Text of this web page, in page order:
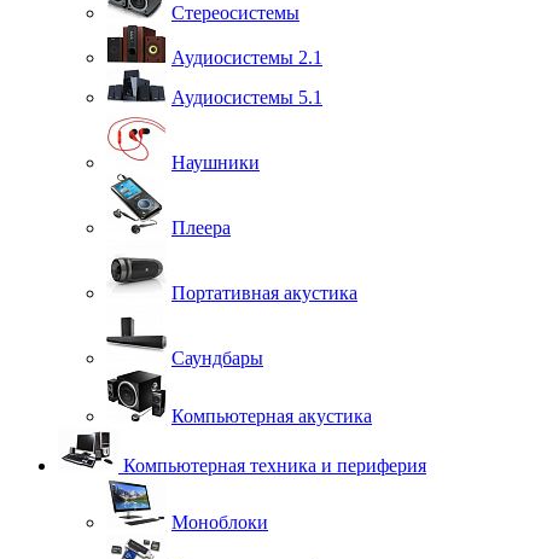
Стереосистемы
Аудиосистемы 2.1
Аудиосистемы 5.1
Наушники
Плеера
Портативная акустика
Саундбары
Компьютерная акустика
Компьютерная техника и периферия
Моноблоки